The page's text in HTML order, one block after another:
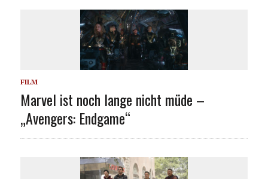
FILM
Marvel ist noch lange nicht müde –
„Avengers: Endgame“